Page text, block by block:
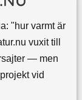
"hur varmt är
vuxit till
— men
vid